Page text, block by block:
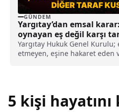
GÜNDEM
Yargıtay’dan emsal
oynayan eş değil karşı
kusurlu sayıldı
Yargıtay Hukuk Genel
etmeyen, eşine hakaret eden
5 kişi